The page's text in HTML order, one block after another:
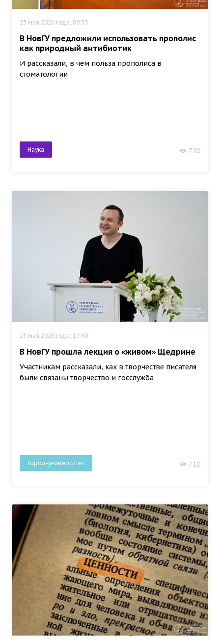
25 мая 2026 года, 09:53
В НовГУ предложили использовать прополис
как природный антибиотик
И рассказали, в чем польза прополиса в
стоматологии
Наука 720
25 мая 2026 года, 17:49
В НовГУ прошла лекция о «живом» Щедрине
Участникам рассказали, как в творчестве писателя
были связаны творчество и госслужба
Город-университет 710